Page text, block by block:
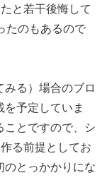
と若干後悔して
たのもあるので
る）場合のブロ
予定していま
ことですので、シ
る前提としてお
のとっかかりにな